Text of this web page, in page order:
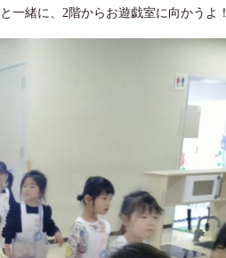
一緒に、2階からお遊戯室に向かうよ！